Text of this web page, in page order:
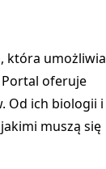
która umożliwia
oferuje
Od ich biologii i
muszą się